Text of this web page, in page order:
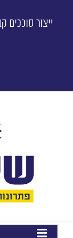
ייצור סוככים